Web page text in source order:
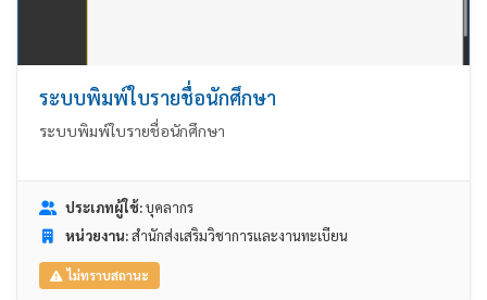
ระบบพิมพ์ใบรายชื่อนักศึกษา
ระบบพิมพ์ใบรายชื่อนักศึกษา
ประเภทผู้ใช้:บุคลากร
หน่วยงาน:สำนักส่งเสริมวิชาการและงานทะเบียน
ไม่ทราบสถานะ